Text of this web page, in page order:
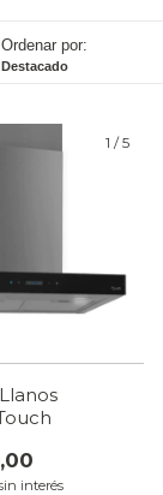
Ordenar por:
Destacado
1 /5
interés